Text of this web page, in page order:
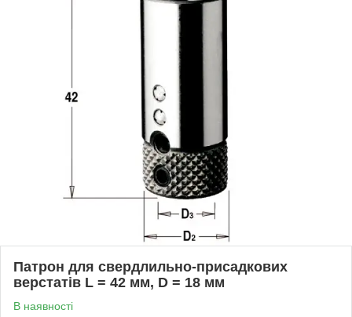
Патрон для свердлильно-присадкових
верстатів L = 42 мм, D = 18 мм
В наявності